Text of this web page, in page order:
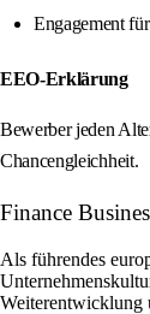
Engagement
EEO-Erklärung
Bewerber jeden
Chancengleichheit.
Finance
Als führendes
Weiterentwicklung